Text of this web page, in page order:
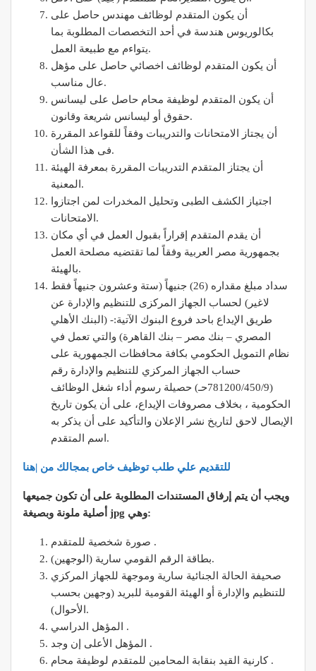
أن يكون المتقدم لوظائف مهندس حاصل على
بكالوريوس هندسة في أحد التخصصات المطلوبة بما
يتواءم مع طبيعة العمل.
أن يكون المتقدم لوظائف اخصائي حاصل على مؤهل
عال مناسب.
أن يكون المتقدم لوظيفة محام حاصل على ليسانس
حقوق أو ليسانس شريعة وقانون.
أن يجتاز الامتحانات والتدريبات وفقاً للقواعد المقررة
فى هذا الشأن.
أن يجتاز المتقدم التدريبات المقررة بمعرفة الهيئة
المعنية.
اجتياز الكشف الطبى وتحليل المخدرات لمن اجتازوا
الامتحانات.
أن يقدم المتقدم إقراراً بقبول العمل في أي مكان
بجمهورية مصر العربية وفقاً لما تقتضيه مصلحة العمل
بالهيئة.
سداد مبلغ مقداره (26) جنيهاً (ستة وعشرون جنيهاً فقط
لاغير) لحساب الجهاز المركزى للتنظيم والإدارة عن
طريق الإيداع باحد فروع البنوك الآتية:- (البنك الأهلي
المصري – بنك مصر – بنك القاهرة) والتي تعمل في
نظام التمويل الحكومي بكافة محافظات الجمهورية على
حساب الجهاز المركزي للتنظيم والإدارة رقم
(781200/450/9حـ) حصيلة رسوم أداء شغل الوظائف
الحكومية ، بخلاف مصروفات الإيداع، على أن يكون تاريخ
الإيصال لاحق لتاريخ نشر الإعلان والتأكيد على أن يذكر به
اسم المتقدم.
للتقديم علي طلب توظيف خاص بمجالك من |هنا
ويجب أن يتم إرفاق المستندات المطلوبة على أن تكون جميعها
أصلية ملونة وبصيغة jpg وهي:
صورة شخصية للمتقدم .
بطاقة الرقم القومي سارية (الوجهين).
صحيفة الحالة الجنائية سارية وموجهة للجهاز المركزي
للتنظيم والإدارة أو الهيئة القومية للبريد (وجهين بحسب
الأحوال).
المؤهل الدراسي .
المؤهل الأعلى إن وجد .
كارنية القيد بنقابة المحامين للمتقدم لوظيفة محام .